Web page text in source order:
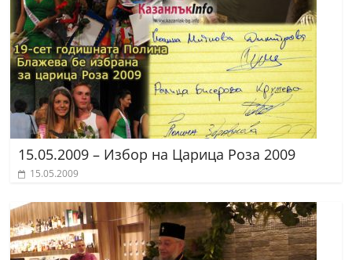
15.05.2009 – Избор на Царица Роза 2009
15.05.2009